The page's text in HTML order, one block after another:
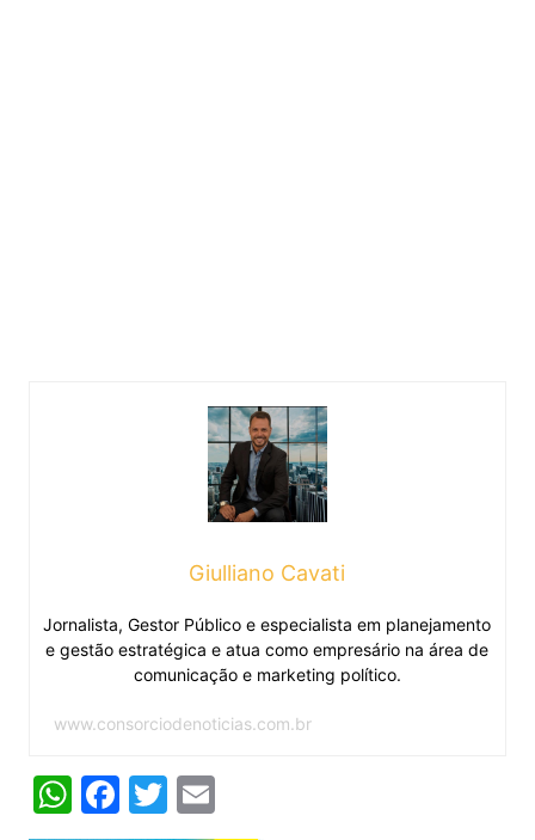
Giulliano Cavati
Jornalista, Gestor Público e especialista em planejamento
e gestão estratégica e atua como empresário na área de
comunicação e marketing político.
www.consorciodenoticias.com.br
W F T E